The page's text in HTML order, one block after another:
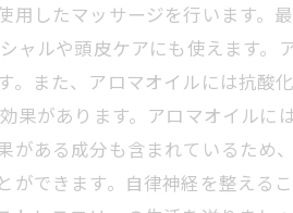
したマッサージを行います。
ャルや頭皮ケアにも使えます
また、アロマオイルには抗酸
果があります。アロマオイル
ある成分も含まれているため
できます。自律神経を整える